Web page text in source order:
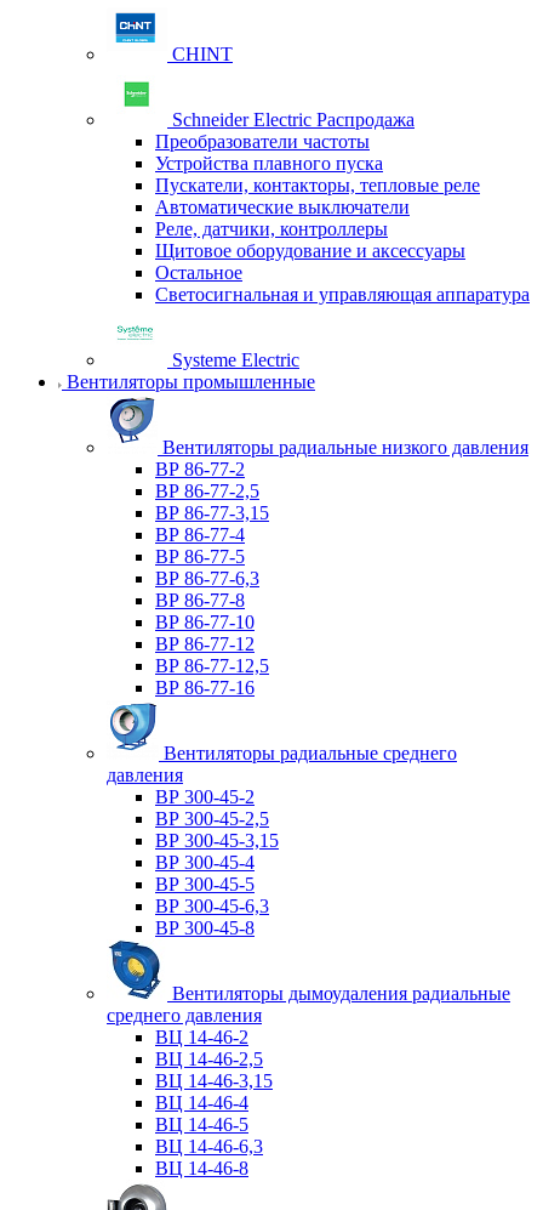
CHINT
Schneider Electric Распродажа
Преобразователи частоты
Устройства плавного пуска
Пускатели, контакторы, тепловые реле
Автоматические выключатели
Реле, датчики, контроллеры
Щитовое оборудование и аксессуары
Остальное
Светосигнальная и управляющая аппаратура
Systeme Electric
Вентиляторы промышленные
Вентиляторы радиальные низкого давления
ВР 86-77-2
ВР 86-77-2,5
ВР 86-77-3,15
ВР 86-77-4
ВР 86-77-5
ВР 86-77-6,3
ВР 86-77-8
ВР 86-77-10
ВР 86-77-12
ВР 86-77-12,5
ВР 86-77-16
Вентиляторы радиальные среднего
давления
ВР 300-45-2
ВР 300-45-2,5
ВР 300-45-3,15
ВР 300-45-4
ВР 300-45-5
ВР 300-45-6,3
ВР 300-45-8
Вентиляторы дымоудаления радиальные
среднего давления
ВЦ 14-46-2
ВЦ 14-46-2,5
ВЦ 14-46-3,15
ВЦ 14-46-4
ВЦ 14-46-5
ВЦ 14-46-6,3
ВЦ 14-46-8